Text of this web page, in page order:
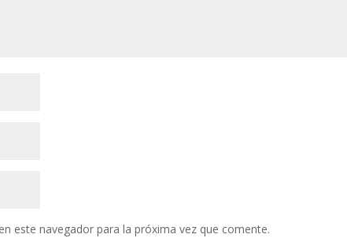
este navegador para la próxima vez que comente.